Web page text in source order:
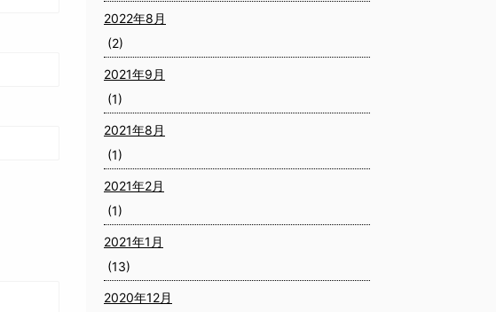
2022年8月
(2)
2021年9月
(1)
2021年8月
(1)
2021年2月
(1)
2021年1月
(13)
2020年12月